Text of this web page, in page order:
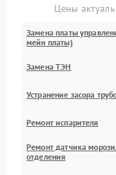
Цены
Замена платы
мейн платы)
Замена ТЭН
Устранение засора
Ремонт испарителя
Ремонт датчика
отделения